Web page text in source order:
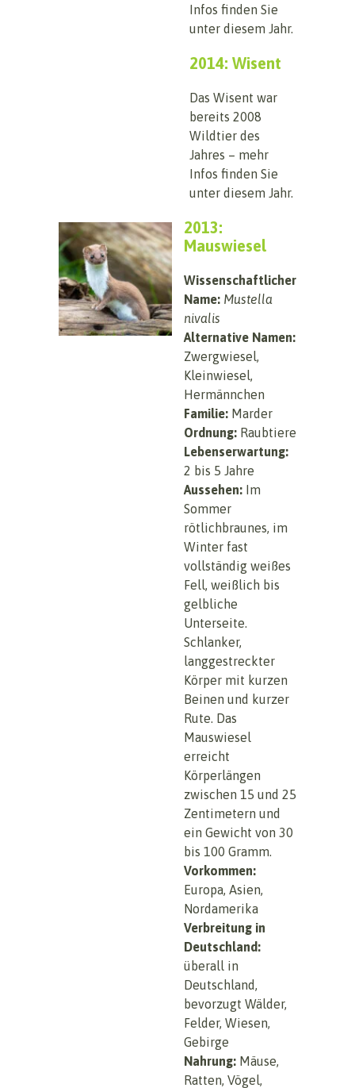
Infos finden Sie
unter diesem Jahr.
2014: Wisent
Das Wisent war
bereits 2008
Wildtier des
Jahres – mehr
Infos finden Sie
unter diesem Jahr.
2013:
Mauswiesel
Wissenschaftlicher
Name: Mustella
nivalis
Alternative Namen:
Zwergwiesel,
Kleinwiesel,
Hermännchen
Familie: Marder
Ordnung: Raubtiere
Lebenserwartung:
2 bis 5 Jahre
Aussehen: Im
Sommer
rötlichbraunes, im
Winter fast
vollständig weißes
Fell, weißlich bis
gelbliche
Unterseite.
Schlanker,
langgestreckter
Körper mit kurzen
Beinen und kurzer
Rute. Das
Mauswiesel
erreicht
Körperlängen
zwischen 15 und 25
Zentimetern und
ein Gewicht von 30
bis 100 Gramm.
Vorkommen:
Europa, Asien,
Nordamerika
Verbreitung in
Deutschland:
überall in
Deutschland,
bevorzugt Wälder,
Felder, Wiesen,
Gebirge
Nahrung: Mäuse,
Ratten, Vögel,